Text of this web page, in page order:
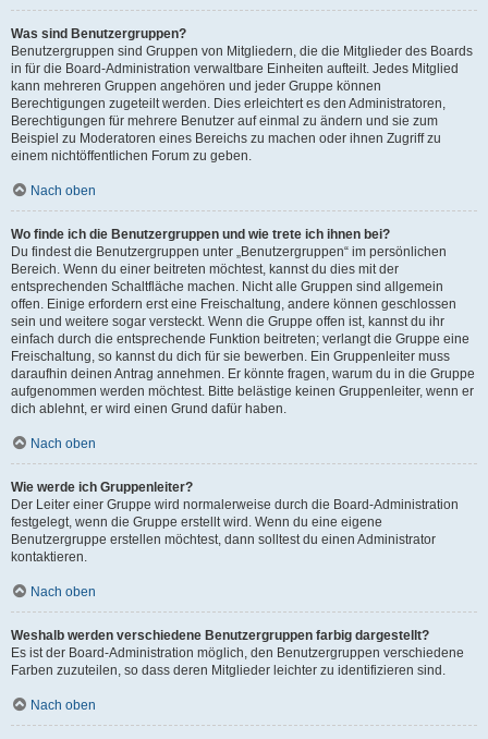
Was sind Benutzergruppen?
Benutzergruppen sind Gruppen von Mitgliedern, die die Mitglieder des Boards
in für die Board-Administration verwaltbare Einheiten aufteilt. Jedes Mitglied
kann mehreren Gruppen angehören und jeder Gruppe können
Berechtigungen zugeteilt werden. Dies erleichtert es den Administratoren,
Berechtigungen für mehrere Benutzer auf einmal zu ändern und sie zum
Beispiel zu Moderatoren eines Bereichs zu machen oder ihnen Zugriff zu
einem nichtöffentlichen Forum zu geben.
Nach oben
Wo finde ich die Benutzergruppen und wie trete ich ihnen bei?
Du findest die Benutzergruppen unter „Benutzergruppen“ im persönlichen
Bereich. Wenn du einer beitreten möchtest, kannst du dies mit der
entsprechenden Schaltfläche machen. Nicht alle Gruppen sind allgemein
offen. Einige erfordern erst eine Freischaltung, andere können geschlossen
sein und weitere sogar versteckt. Wenn die Gruppe offen ist, kannst du ihr
einfach durch die entsprechende Funktion beitreten; verlangt die Gruppe eine
Freischaltung, so kannst du dich für sie bewerben. Ein Gruppenleiter muss
daraufhin deinen Antrag annehmen. Er könnte fragen, warum du in die Gruppe
aufgenommen werden möchtest. Bitte belästige keinen Gruppenleiter, wenn er
dich ablehnt, er wird einen Grund dafür haben.
Nach oben
Wie werde ich Gruppenleiter?
Der Leiter einer Gruppe wird normalerweise durch die Board-Administration
festgelegt, wenn die Gruppe erstellt wird. Wenn du eine eigene
Benutzergruppe erstellen möchtest, dann solltest du einen Administrator
kontaktieren.
Nach oben
Weshalb werden verschiedene Benutzergruppen farbig dargestellt?
Es ist der Board-Administration möglich, den Benutzergruppen verschiedene
Farben zuzuteilen, so dass deren Mitglieder leichter zu identifizieren sind.
Nach oben